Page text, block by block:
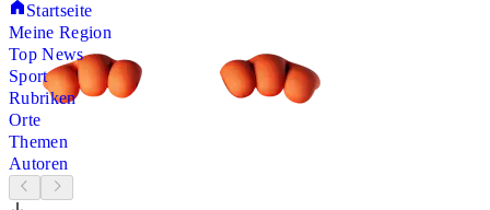
Startseite
Meine Region
Top News
Sport
Rubriken
Orte
Themen
Autoren